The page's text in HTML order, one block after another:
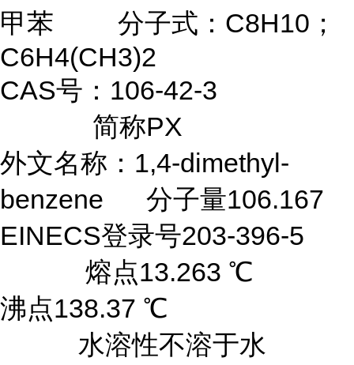
甲苯 分子式：C8H10；
C6H4(CH3)2
CAS号：106-42-3
简称PX
外文名称：1,4-dimethyl-
benzene 分子量106.167
EINECS登录号203-396-5
熔点13.263 ℃
沸点138.37 ℃
水溶性不溶于水